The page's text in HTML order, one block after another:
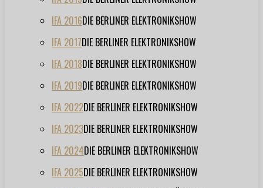
IFA 2016DIE BERLINER ELEKTRONIKSHOW
IFA 2017DIE BERLINER ELEKTRONIKSHOW
IFA 2018DIE BERLINER ELEKTRONIKSHOW
IFA 2019DIE BERLINER ELEKTRONIKSHOW
IFA 2022DIE BERLINER ELEKTRONIKSHOW
IFA 2023DIE BERLINER ELEKTRONIKSHOW
IFA 2024DIE BERLINER ELEKTRONIKSHOW
IFA 2025DIE BERLINER ELEKTRONIKSHOW